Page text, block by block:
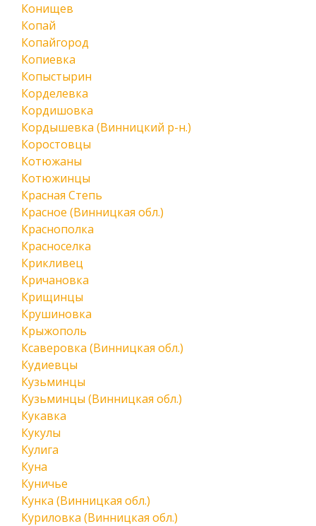
Конищев
Копай
Копайгород
Копиевка
Копыстырин
Корделевка
Кордишовка
Кордышевка (Винницкий р-н.)
Коростовцы
Котюжаны
Котюжинцы
Красная Степь
Красное (Винницкая обл.)
Краснополка
Красноселка
Крикливец
Кричановка
Крищинцы
Крушиновка
Крыжополь
Ксаверовка (Винницкая обл.)
Кудиевцы
Кузьминцы
Кузьминцы (Винницкая обл.)
Кукавка
Кукулы
Кулига
Куна
Куничье
Кунка (Винницкая обл.)
Куриловка (Винницкая обл.)